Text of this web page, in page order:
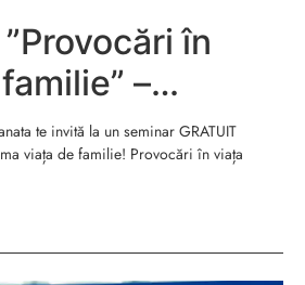
în
–
Bucuresti
te invită la un seminar GRATUIT
viața de familie! Provocări în viața